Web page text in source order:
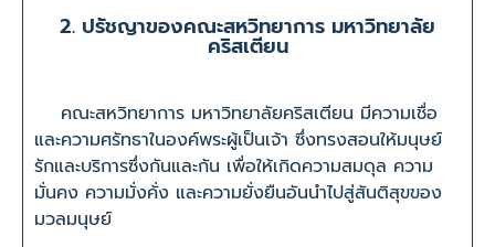
2. ปรัชญาของคณะสหวิทยาการ มหาวิทยาลัย
คริสเตียน
คณะสหวิทยาการ มหาวิทยาลัยคริสเตียน มีความเชื่อ
และความศรัทธาในองค์พระผู้เป็นเจ้า ซึ่งทรงสอนให้มนุษย์
รักและบริการซึ่งกันและกัน เพื่อให้เกิดความสมดุล ความ
มั่นคง ความมั่งคั่ง และความยั่งยืนอันนำไปสู่สันติสุขของ
มวลมนุษย์